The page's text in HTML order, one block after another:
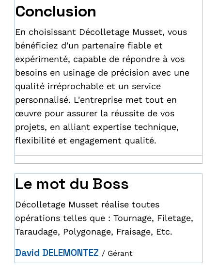
Conclusion
En choisissant Décolletage Musset, vous
bénéficiez d'un partenaire fiable et
expérimenté, capable de répondre à vos
besoins en usinage de précision avec une
qualité irréprochable et un service
personnalisé. L'entreprise met tout en
œuvre pour assurer la réussite de vos
projets, en alliant expertise technique,
flexibilité et engagement qualité.
Le mot du Boss
Décolletage Musset réalise toutes
opérations telles que : Tournage, Filetage,
Taraudage, Polygonage, Fraisage, Etc.
David DELEMONTEZ / Gérant